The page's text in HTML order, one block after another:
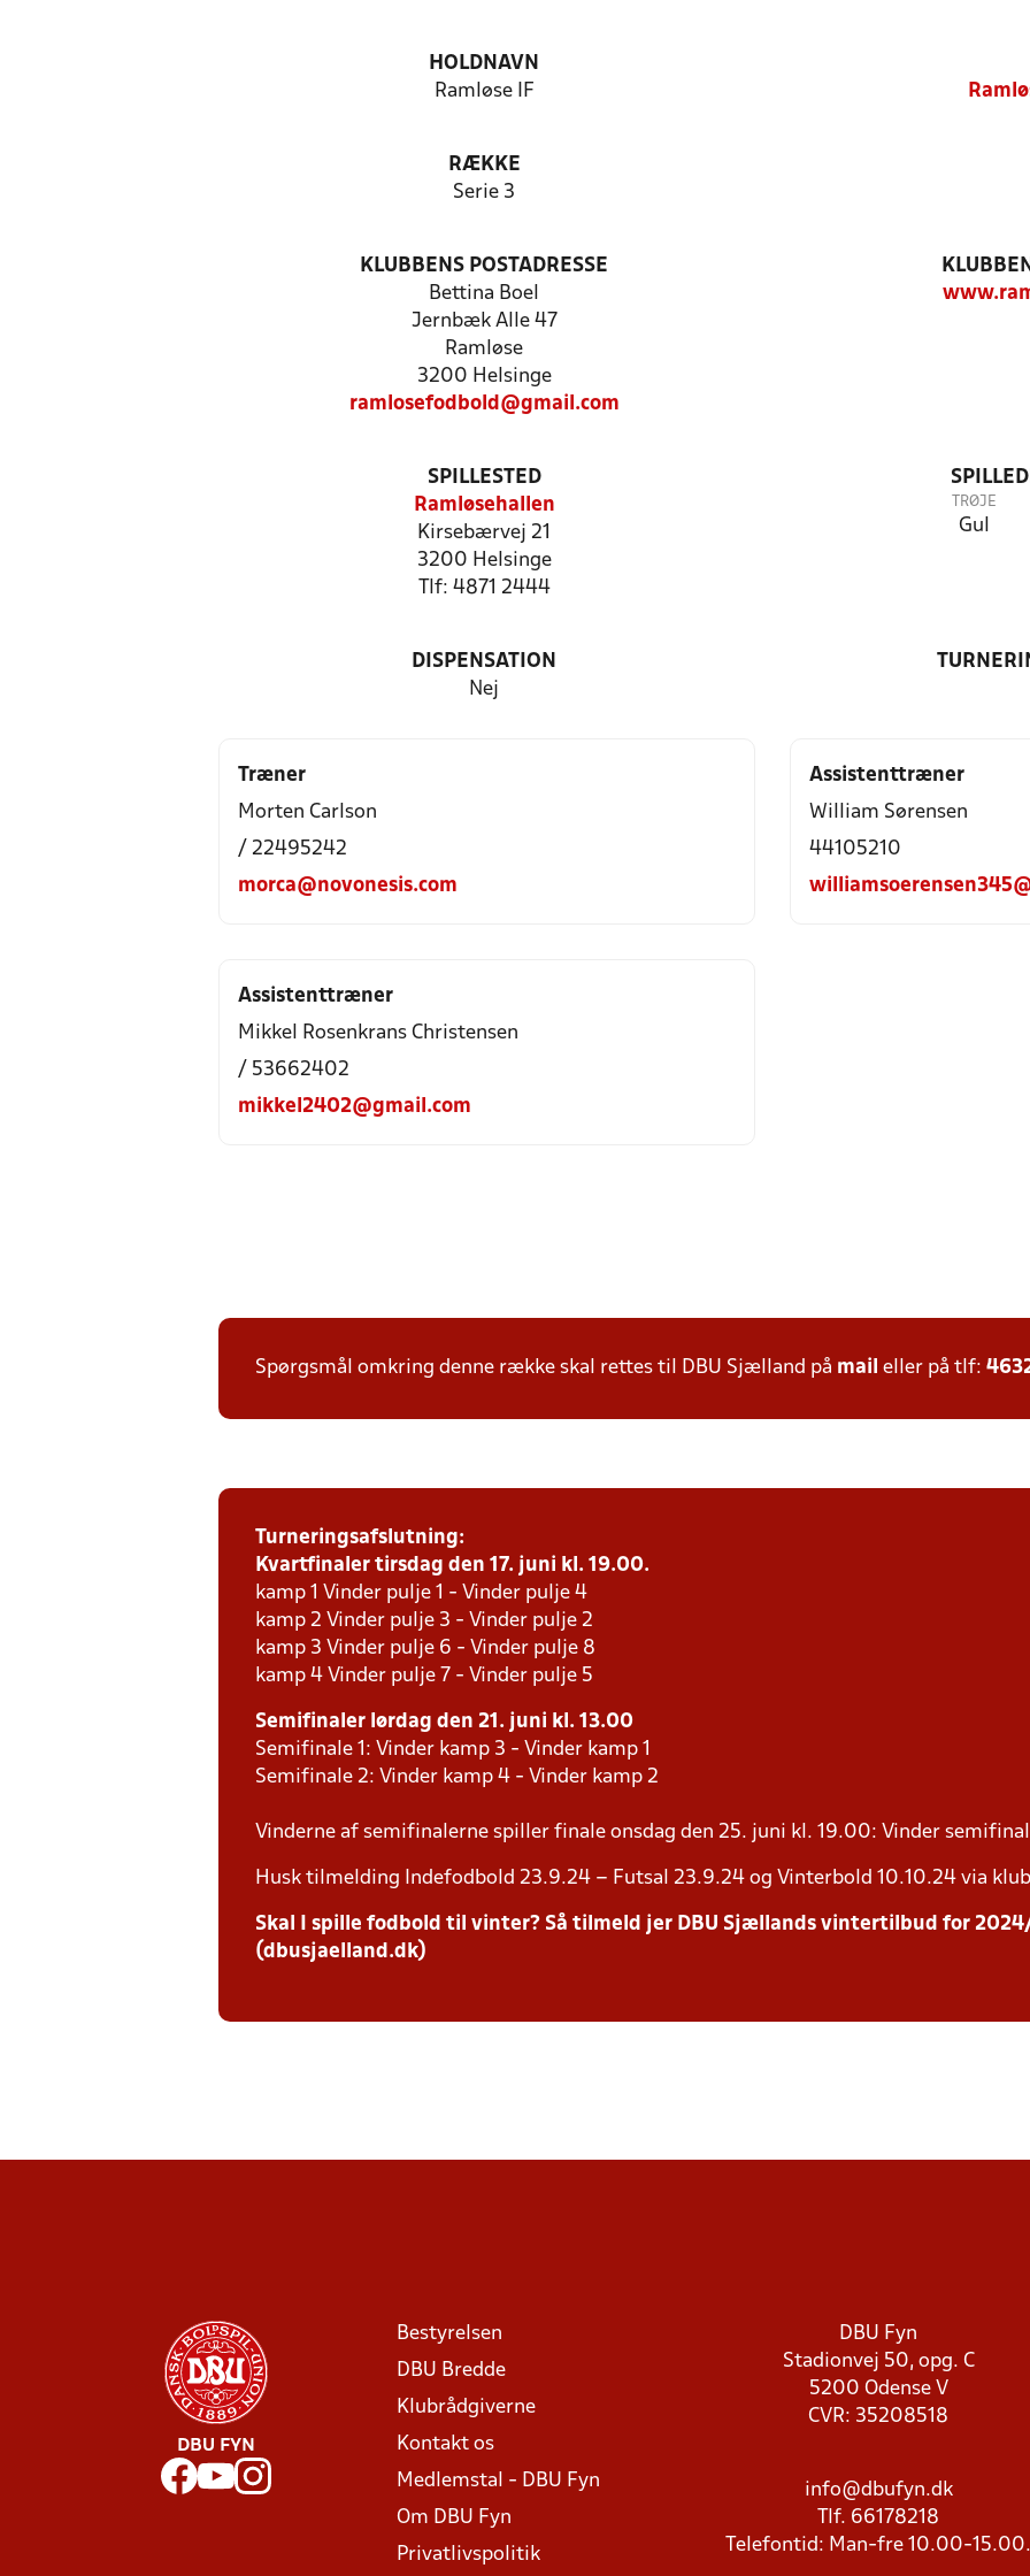
HOLDNAVN
Ramløse IF
RÆKKE
Serie 3
KLUBBENS POSTADRESSE
Bettina Boel
Jernbæk Alle 47
Ramløse
3200 Helsinge
ramlosefodbold@gmail.com
SPILLESTED
Ramløsehallen
Kirsebærvej 21
3200 Helsinge
Tlf: 4871 2444
TRØJE
Gul
DISPENSATION
Nej
Træner
Morten Carlson
/ 22495242
morca@novonesis.com
Assistenttræner
William Sørensen
44105210
Assistenttræner
Mikkel Rosenkrans Christensen
/ 53662402
mikkel2402@gmail.com
Spørgsmål omkring denne række skal rettes til DBU Sjælland på mail eller på tlf:
Turneringsafslutning:
Kvartfinaler tirsdag den 17. juni kl. 19.00.
kamp 1 Vinder pulje 1 - Vinder pulje 4
kamp 2 Vinder pulje 3 - Vinder pulje 2
kamp 3 Vinder pulje 6 - Vinder pulje 8
kamp 4 Vinder pulje 7 - Vinder pulje 5
Semifinaler lørdag den 21. juni kl. 13.00
Semifinale 1: Vinder kamp 3 - Vinder kamp 1
Semifinale 2: Vinder kamp 4 - Vinder kamp 2
Vinderne af semifinalerne spiller finale onsdag den 25. juni kl. 19.00: Vinder
Husk tilmelding Indefodbold 23.9.24 – Futsal 23.9.24 og Vinterbold 10.10.24 via
Skal I spille fodbold til vinter? Så tilmeld jer DBU Sjællands vintertilbud for
(dbusjaelland.dk)
DBU FYN
Bestyrelsen
DBU Bredde
Klubrådgiverne
Kontakt os
Medlemstal - DBU Fyn
Om DBU Fyn
Privatlivspolitik
DBU Fyn
Stadionvej 50, opg. C
5200 Odense V
CVR: 35208518
info@dbufyn.dk
Tlf. 66178218
Telefontid: Man-fre 10.00-15.00.